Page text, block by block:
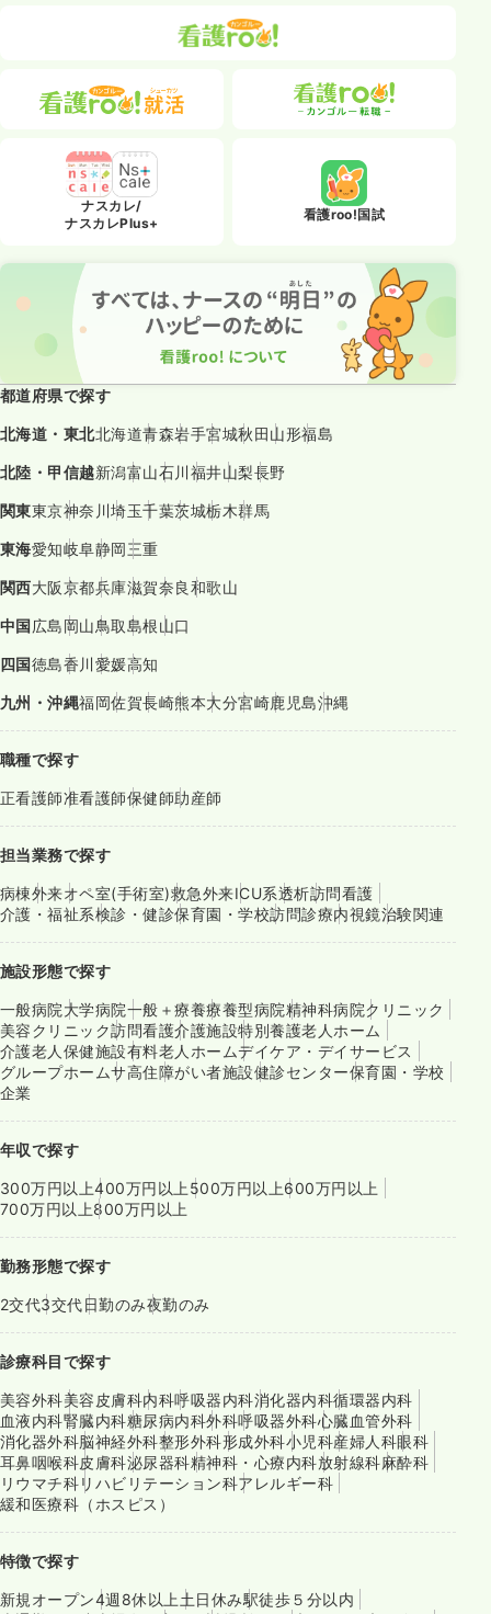
ナスカレ/
ナスカレPlus+
看護roo!国試
都道府県で探す
北海道・東北北海道青森岩手宮城秋田山形福島
北陸・甲信越新潟富山石川福井山梨長野
関東東京神奈川埼玉千葉茨城栃木群馬
東海愛知岐阜静岡三重
関西大阪京都兵庫滋賀奈良和歌山
中国広島岡山鳥取島根山口
四国徳島香川愛媛高知
九州・沖縄福岡佐賀長崎熊本大分宮崎鹿児島沖縄
職種で探す
正看護師准看護師保健師助産師
担当業務で探す
病棟外来オペ室(手術室)救急外来ICU系透析訪問看護
介護・福祉系検診・健診保育園・学校訪問診療内視鏡治験関連
施設形態で探す
一般病院大学病院一般＋療養療養型病院精神科病院クリニック
美容クリニック訪問看護介護施設特別養護老人ホーム
介護老人保健施設有料老人ホームデイケア・デイサービス
グループホームサ高住障がい者施設健診センター保育園・学校
企業
年収で探す
300万円以上400万円以上 500万円以上600万円以上
700万円以上800万円以上
勤務形態で探す
2交代3交代日勤のみ夜勤のみ
診療科目で探す
美容外科美容皮膚科内科呼吸器内科消化器内科循環器内科
血液内科腎臓内科糖尿病内科外科呼吸器外科心臓血管外科
消化器外科脳神経外科整形外科形成外科小児科産婦人科眼科
耳鼻咽喉科皮膚科泌尿器科精神科・心療内科放射線科麻酔科
リウマチ科リハビリテーション科アレルギー科
緩和医療科（ホスピス）
特徴で探す
新規オープン4週8休以上 土日休み駅徒歩５分以内